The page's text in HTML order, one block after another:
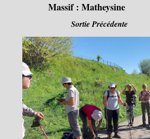
Massif :Matheysine
Sortie Précédente